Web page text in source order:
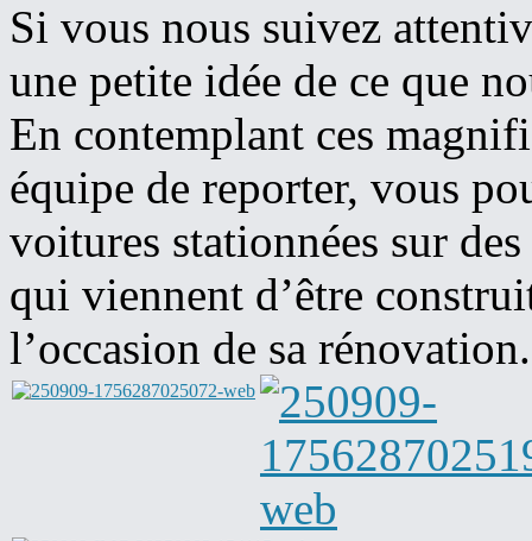
Si vous nous suivez
une petite idée de ce que
En contemplant ces
équipe de reporter, vous
voitures stationnées sur
qui viennent d’être
l’occasion de sa rénovation.